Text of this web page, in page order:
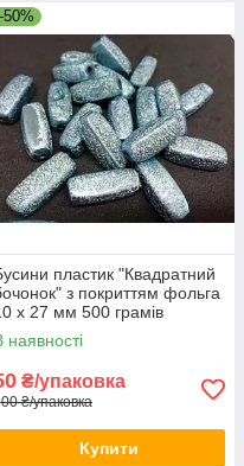
пластик "Квадратний
з покриттям фольга
х 27 мм 500 грамів
наявності
₴/упаковка
₴/упаковка
Купити